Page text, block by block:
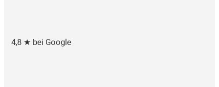
4,8 ★ bei Google